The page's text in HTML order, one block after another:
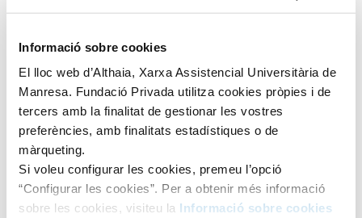
Informació sobre cookies
El lloc web d’Althaia, Xarxa Assistencial Universitària de
Manresa. Fundació Privada utilitza cookies pròpies i de
tercers amb la finalitat de gestionar les vostres
preferències, amb finalitats estadístiques o de
màrqueting.
Si voleu configurar les cookies, premeu l’opció
“Configurar les cookies”. Per a obtenir més informació
sobre les cookies, visiteu la Informació sobre cookies